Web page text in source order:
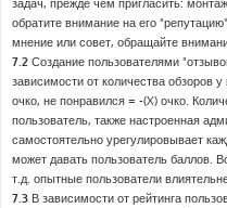
задач, прежде чем пригласить:
обратите внимание на его
мнение или совет, обращайте
7.2 Создание пользователями
зависимости от количества обзоров
очко, не понравился = -(X) очко.
пользователь, также настроенная
самостоятельно урегулировывает
может давать пользователь баллов.
т.д. опытные пользователи
7.3 В зависимости от рейтинга